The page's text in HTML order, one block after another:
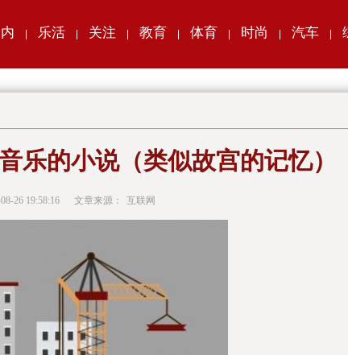
乐活 关注 教育 体育 时尚 汽车
乐的小说（类似故宫的记忆）
26 19:58:16 文章来源： 互联网